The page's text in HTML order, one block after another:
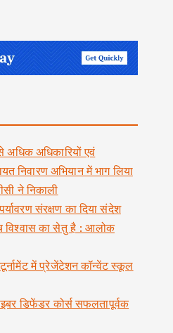
अधिक अधिकारियों एवं
निवारण अभियान में भाग लिया
ने निकाली
संरक्षण का दिया संदेश
विश्वास का सेतु है : आलोक
में प्रेजेंटेशन कॉन्वेंट स्कूल
डिफेंडर कोर्स सफलतापूर्वक